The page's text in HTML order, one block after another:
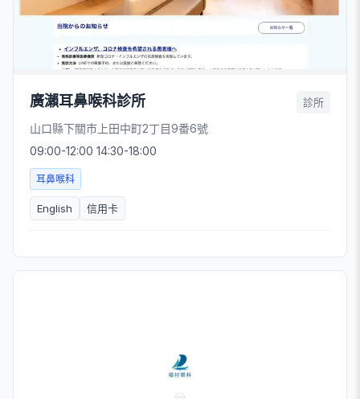
廣瀨耳鼻喉科診所 診所
山口縣下關市上田中町2丁目9番6號
09:00-12:00 14:30-18:00
耳鼻喉科
English 信用卡